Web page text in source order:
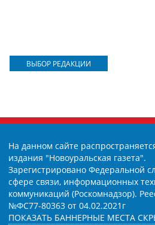
ВЫБОР РЕДАКЦИИ
На данном сайте
издания "Новоуральская газета".
Зарегистрировано Федеральной
сфере связи, информационных
коммуникаций (Роскомнадзор).
№ФС77-80363 от 04.02.2021г
ПОКАЗАТЬ БАННЕРНЫЕ МЕСТА